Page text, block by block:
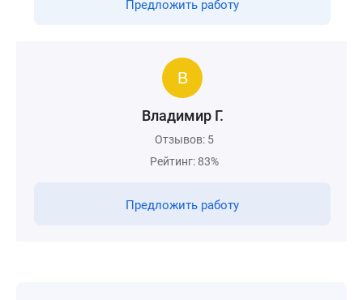
Предложить работу
Владимир Г.
Отзывов: 5
Рейтинг: 83%
Предложить работу